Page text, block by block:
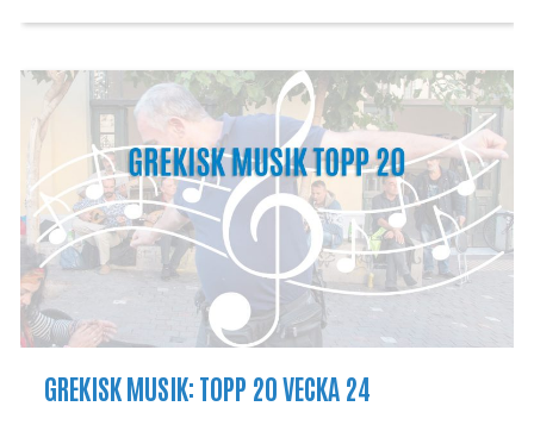
GREKISK MUSIK: TOPP 20 VECKA 24